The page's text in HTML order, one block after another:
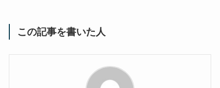
この記事を書いた人